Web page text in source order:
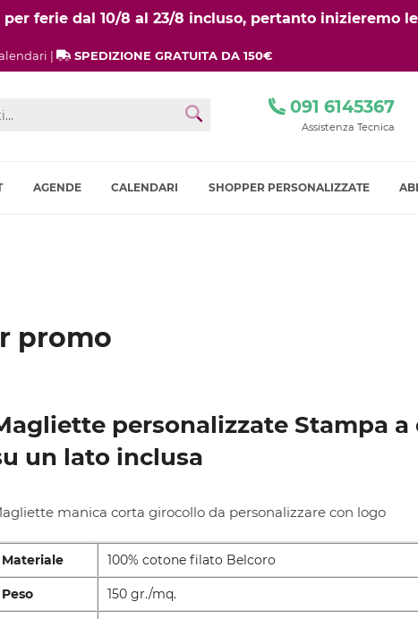
ferie dal 10/8 al 23/8 incluso, pertanto inizieremo
| SPEDIZIONE GRATUITA DA 150€
091 6145367
Assistenza Tecnica
AGENDE CALENDARI SHOPPER PERSONALIZZATE
promo
personalizzate Stampa a
un lato inclusa
manica corta girocollo da personalizzare con logo
Materiale 100% cotone filato Belcoro
Peso 150 gr./mq.